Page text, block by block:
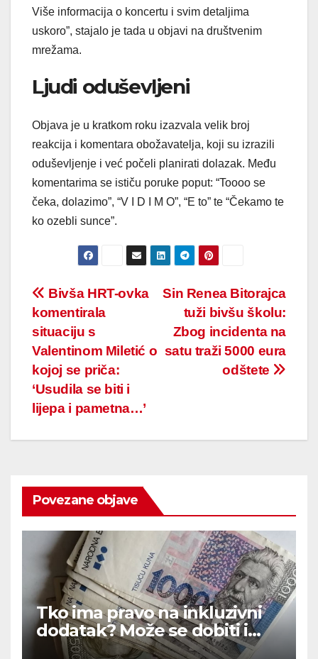
Više informacija o koncertu i svim detaljima
uskoro”, stajalo je tada u objavi na društvenim
mrežama.
Ljudi oduševljeni
Objava je u kratkom roku izazvala velik broj
reakcija i komentara obožavatelja, koji su izrazili
oduševljenje i već počeli planirati dolazak. Među
komentarima se ističu poruke poput: “Toooo se
čeka, dolazimo”, “V I D I M O”, “E to” te “Čekamo te
ko ozebli sunce”.
Post
navigation
Sin Renea Bitorajca
tuži bivšu školu:
Zbog incidenta na
satu traži 5000 eura
odštete
Bivša HRT-ovka
komentirala
situaciju s
Valentinom Miletić o
kojoj se priča:
‘Usudila se biti i
lijepa i pametna…’
Povezane objave
Tko ima pravo na inkluzivni
dodatak? Može se dobiti i
720 eura